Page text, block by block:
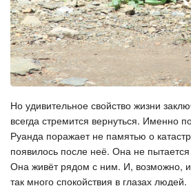
Но удивительное свойство жизни
всегда стремится вернуться. Именно
Руанда поражает не памятью о
появилось после неё. Она не
Она живёт рядом с ним. И, возможно,
так много спокойствия в глазах людей.